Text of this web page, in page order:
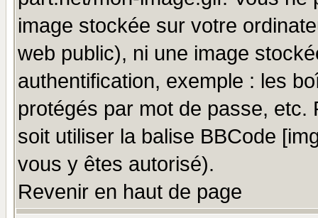
image stockée sur votre
web public), ni une image
authentification, exemple : les
protégés par mot de passe,
soit utiliser la balise BBCode
vous y êtes autorisé).
Revenir en haut de page